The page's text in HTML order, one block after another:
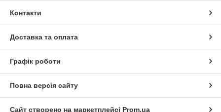
Контакти
Доставка та оплата
Графік роботи
Повна версія сайту
Сайт створено на маркетплейсі Prom.ua